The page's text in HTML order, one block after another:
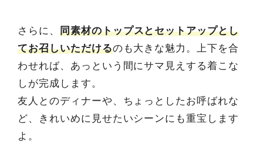
さらに、 同素材のトップスとセットアップとし
てお召しいただけるのも大きな魅力。上下を合
わせれば、あっという間にサマ見えする着こな
しが完成します。
友人とのディナーや、ちょっとしたお呼ばれな
ど、きれいめに見せたいシーンにも重宝します
よ。